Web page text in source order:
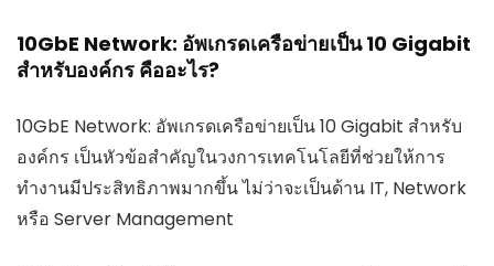
10GbE Network: อัพเกรดเครือข่ายเป็น 10 Gigabit
สำหรับองค์กร คืออะไร?
10GbE Network: อัพเกรดเครือข่ายเป็น 10 Gigabit สำหรับ
องค์กร เป็นหัวข้อสำคัญในวงการเทคโนโลยีที่ช่วยให้การ
ทำงานมีประสิทธิภาพมากขึ้น ไม่ว่าจะเป็นด้าน IT, Network
หรือ Server Management